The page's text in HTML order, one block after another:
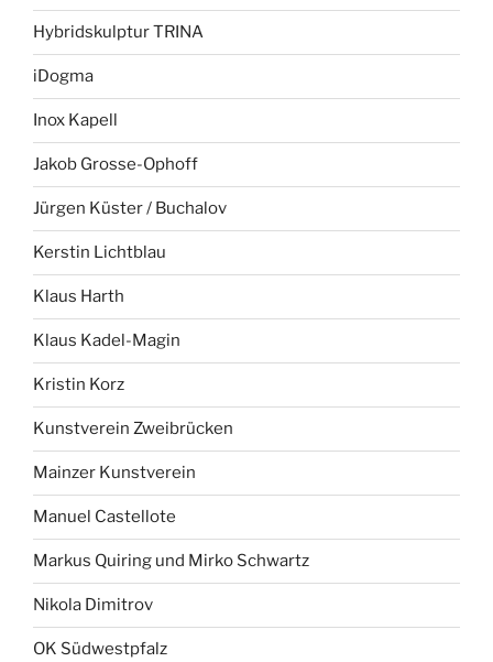
Hybridskulptur TRINA
iDogma
Inox Kapell
Jakob Grosse-Ophoff
Jürgen Küster / Buchalov
Kerstin Lichtblau
Klaus Harth
Klaus Kadel-Magin
Kristin Korz
Kunstverein Zweibrücken
Mainzer Kunstverein
Manuel Castellote
Markus Quiring und Mirko Schwartz
Nikola Dimitrov
OK Südwestpfalz